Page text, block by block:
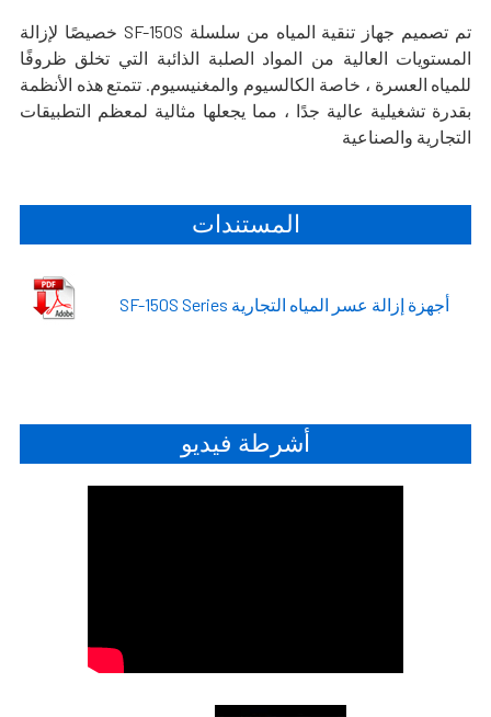
تم تصميم جهاز تنقية المياه من سلسلة SF-150S خصيصًا لإزالة
المستويات العالية من المواد الصلبة الذائبة التي تخلق ظروفًا
للمياه العسرة ، خاصة الكالسيوم والمغنيسيوم. تتمتع هذه الأنظمة
بقدرة تشغيلية عالية جدًا ، مما يجعلها مثالية لمعظم التطبيقات
التجارية والصناعية
المستندات
أجهزة إزالة عسر المياه التجارية SF-150S Series
أشرطة فيديو